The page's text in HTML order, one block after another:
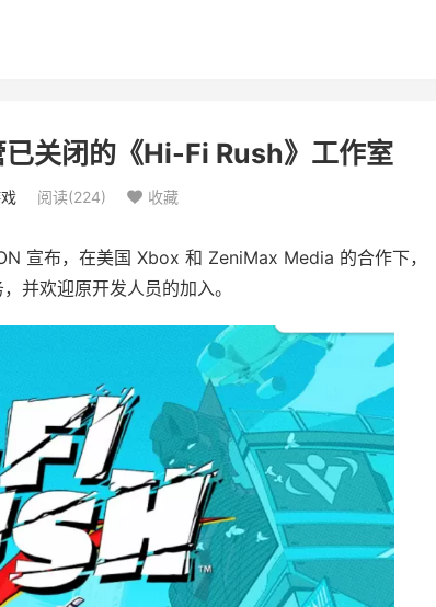
已关闭的《Hi-Fi Rush》工作室
阅读(224)  收藏
宣布，在美国 Xbox 和 ZeniMax Media 的合作下，
并欢迎原开发人员的加入。